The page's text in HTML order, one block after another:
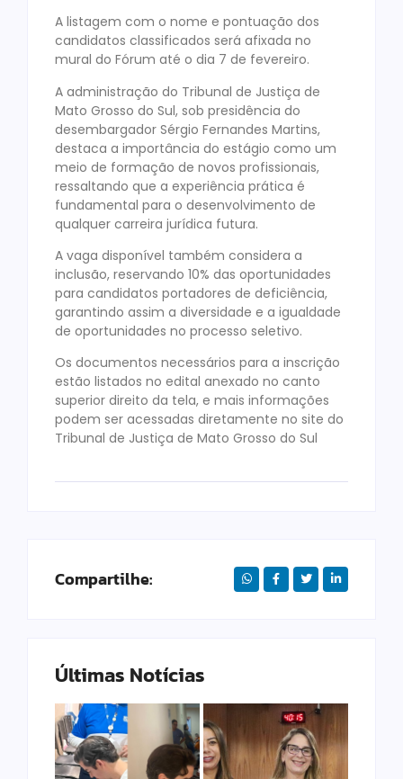
A listagem com o nome e pontuação dos
candidatos classificados será afixada no
mural do Fórum até o dia 7 de fevereiro.
A administração do Tribunal de Justiça de
Mato Grosso do Sul, sob presidência do
desembargador Sérgio Fernandes Martins,
destaca a importância do estágio como um
meio de formação de novos profissionais,
ressaltando que a experiência prática é
fundamental para o desenvolvimento de
qualquer carreira jurídica futura.
A vaga disponível também considera a
inclusão, reservando 10% das oportunidades
para candidatos portadores de deficiência,
garantindo assim a diversidade e a igualdade
de oportunidades no processo seletivo.
Os documentos necessários para a inscrição
estão listados no edital anexado no canto
superior direito da tela, e mais informações
podem ser acessadas diretamente no site do
Tribunal de Justiça de Mato Grosso do Sul
Compartilhe:
Últimas Notícias